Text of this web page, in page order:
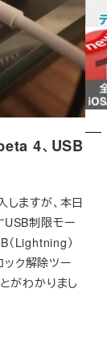
4、USB
ますが、本日
制限モー
Lightning）
ク解除ツー
がわかりまし